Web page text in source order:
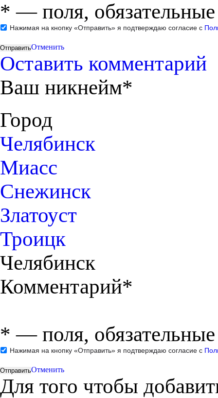
* — поля,
Нажимая на кнопку «Отправить» я подтверждаю согласие с
Отменить
Оставить комментарий
Ваш никнейм*
Город
Челябинск
Миасс
Снежинск
Златоуст
Троицк
Челябинск
Комментарий*
* — поля,
Нажимая на кнопку «Отправить» я подтверждаю согласие с
Отменить
Для того чтобы